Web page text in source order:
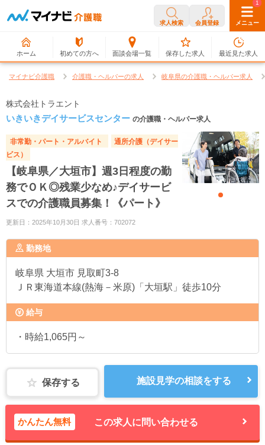
求人検索 会員登録 メニュー
ホーム 初めての方へ 面談会場一覧
0
保存した求人
1
最近見た求人
マイナビ介護職 介護職・ヘルパーの求人 岐阜県の介護職・ヘルパー求人
株式会社トラエント
いきいきデイサービスセンター の介護職・ヘルパー求人
非常勤・パート・アルバイト
通所介護（デイサー
ビス）
【岐阜県／大垣市】週3日程度の勤
務でＯＫ◎残業少なめ♪デイサービ
スでの介護職員募集！《パート》
更新日：2025年10月30日 求人番号：702072
勤務地
岐阜県 大垣市 見取町3-8
ＪＲ東海道本線(熱海－米原)「大垣駅」徒歩10分
給与
・時給1,065円～
保存する 施設見学の相談をする
かんたん無料 この求人に問い合わせる